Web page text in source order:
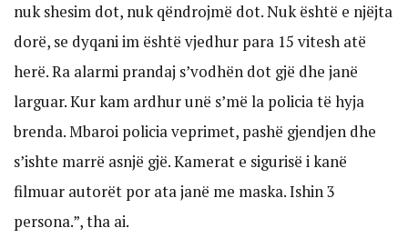
nuk shesim dot, nuk qëndrojmë dot. Nuk është e njëjta
dorë, se dyqani im është vjedhur para 15 vitesh atë
herë. Ra alarmi prandaj s’vodhën dot gjë dhe janë
larguar. Kur kam ardhur unë s’më la policia të hyja
brenda. Mbaroi policia veprimet, pashë gjendjen dhe
s’ishte marrë asnjë gjë. Kamerat e sigurisë i kanë
filmuar autorët por ata janë me maska. Ishin 3
persona.”, tha ai.